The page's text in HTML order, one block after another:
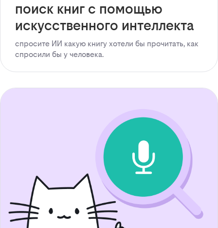
поиск книг с помощью
искусственного интеллекта
спросите ИИ какую книгу хотели бы прочитать, как
спросили бы у человека.